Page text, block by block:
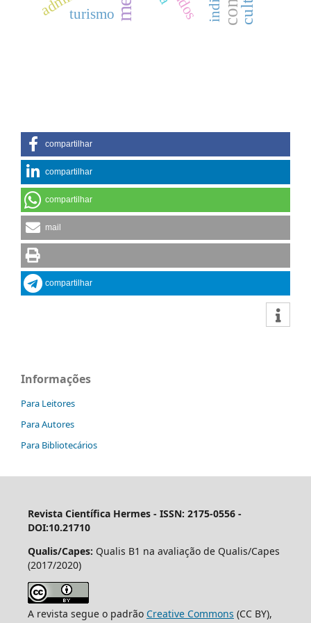
turismo
compartilhar
compartilhar
compartilhar
mail
compartilhar
Informações
Para Leitores
Para Autores
Para Bibliotecários
Revista Científica Hermes - ISSN: 2175-0556 -
DOI:10.21710
Qualis/Capes: Qualis B1 na avaliação de Qualis/Capes
(2017/2020)
A revista segue o padrão Creative Commons (CC BY),